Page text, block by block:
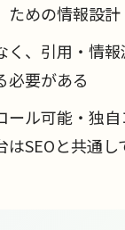
ための情報設計
く、引用・情
必要がある
ール可能・独
はSEOと共通し